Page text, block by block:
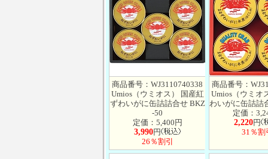
商品番号：WJ3110740338
Umios（ウミオス） 国産紅
ずわいがに缶詰詰合せ BKZ
-50
定価：5,400円
3,990円
26％割引
商品番号：
Umios（ウミオ
わいがに缶詰詰
定価：
2,220円
31％割